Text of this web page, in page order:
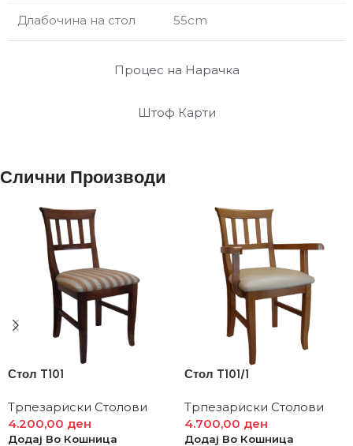
Процес на Нарачка
Штоф Карти
Длабочина на стол 55cm
Слични Производи
Стол T101
Трпезариски Столови
4.200,00 ден
Додај Во Кошница
Стол T101/1
Трпезариски Столови
4.700,00 ден
Додај Во Кошница